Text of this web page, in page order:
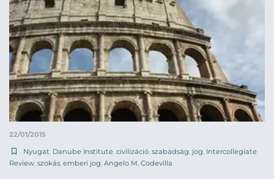
22/01/2015
Nyugat, Danube Institute, civilizáció, szabadság, jog, Intercollegiate
Review, szokás, emberi jog, Angelo M. Codevilla